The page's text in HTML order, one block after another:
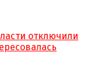
отключили